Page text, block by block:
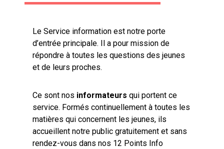
Le Service information est notre porte
d’entrée principale. Il a pour mission de
répondre à toutes les questions des jeunes
et de leurs proches.
Ce sont nos informateurs qui portent ce
service. Formés continuellement à toutes les
matières qui concernent les jeunes, ils
accueillent notre public gratuitement et sans
rendez-vous dans nos 12 Points Info